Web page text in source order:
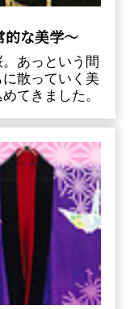
な美学〜
あっという間
散っていく美
てきました。